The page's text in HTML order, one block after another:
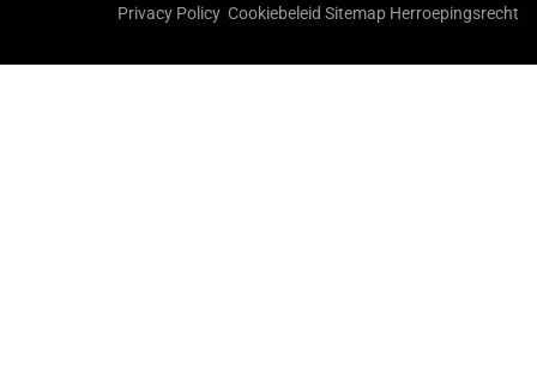
Privacy Policy Cookiebeleid Sitemap Herroepingsrecht